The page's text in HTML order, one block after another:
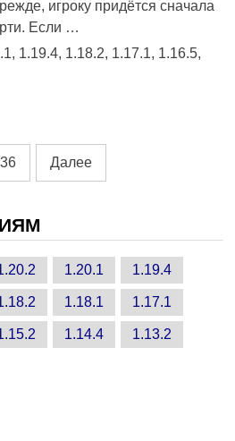
игроку придётся сначала
Если …
1.19.4, 1.18.2, 1.17.1, 1.16.5,
36 Далее
1.20.1 1.19.4
1.18.1 1.17.1
1.14.4 1.13.2